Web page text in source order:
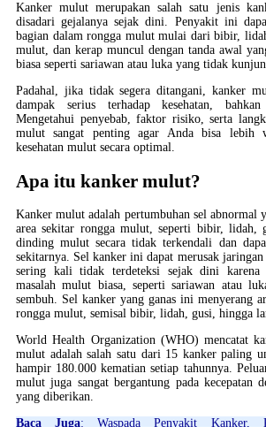
Kanker mulut merupakan salah satu jenis
disadari gejalanya sejak dini. Penyakit ini
bagian dalam rongga mulut mulai dari bibir,
mulut, dan kerap muncul dengan tanda awal
biasa seperti sariawan atau luka yang tidak
Padahal, jika tidak segera ditangani, kanker
dampak serius terhadap kesehatan,
Mengetahui penyebab, faktor risiko, serta
mulut sangat penting agar Anda bisa lebih
kesehatan mulut secara optimal.
Apa itu kanker mulut?
Kanker mulut adalah pertumbuhan sel abnormal
area sekitar rongga mulut, seperti bibir, lidah,
dinding mulut secara tidak terkendali dan
sekitarnya. Sel kanker ini dapat merusak jaringan
sering kali tidak terdeteksi sejak dini karena
masalah mulut biasa, seperti sariawan atau
sembuh. Sel kanker yang ganas ini menyerang
rongga mulut, semisal bibir, lidah, gusi, hingga
World Health Organization (WHO) mencatat
mulut adalah salah satu dari 15 kanker paling
hampir 180.000 kematian setiap tahunnya.
mulut juga sangat bergantung pada kecepatan
yang diberikan.
Baca Juga:Waspada Penyakit Kanker,